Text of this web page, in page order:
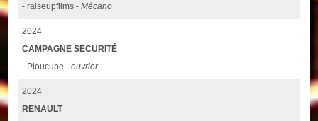
- raiseupfilms -Mécano
2024
CAMPAGNE SECURITÉ
- Pioucube -ouvrier
2024
RENAULT